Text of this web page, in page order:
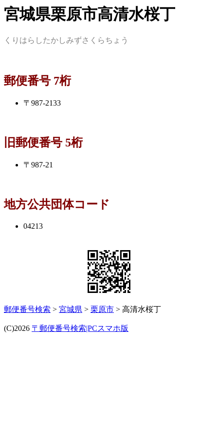
宮城県栗原市高清水桜丁
くりはらしたかしみずさくらちょう
郵便番号 7桁
〒987-2133
旧郵便番号 5桁
〒987-21
地方公共団体コード
04213
郵便番号検索 > 宮城県 > 栗原市 > 高清水桜丁
(C)2026 〒郵便番号検索|PCスマホ版